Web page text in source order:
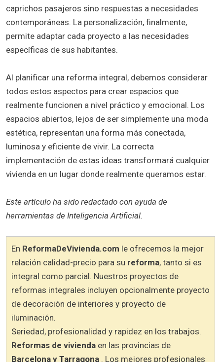
caprichos pasajeros sino respuestas a necesidades
contemporáneas. La personalización, finalmente,
permite adaptar cada proyecto a las necesidades
específicas de sus habitantes.
Al planificar una reforma integral, debemos considerar
todos estos aspectos para crear espacios que
realmente funcionen a nivel práctico y emocional. Los
espacios abiertos, lejos de ser simplemente una moda
estética, representan una forma más conectada,
luminosa y eficiente de vivir. La correcta
implementación de estas ideas transformará cualquier
vivienda en un lugar donde realmente queramos estar.
Este artículo ha sido redactado con ayuda de
herramientas de Inteligencia Artificial.
En ReformaDeVivienda.com le ofrecemos la mejor
relación calidad-precio para su reforma, tanto si es
integral como parcial. Nuestros proyectos de
reformas integrales incluyen opcionalmente proyecto
de decoración de interiores y proyecto de
iluminación.
Seriedad, profesionalidad y rapidez en los trabajos.
Reformas de vivienda en las provincias de
Barcelona y Tarragona . Los mejores profesionales